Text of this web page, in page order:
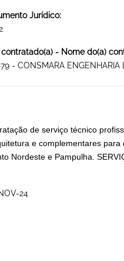
Jurídico:
- Nome do(a)
- CONSMARA ENGENHARIA
de serviço técnico
e complementares
Nordeste e Pampulha.
24